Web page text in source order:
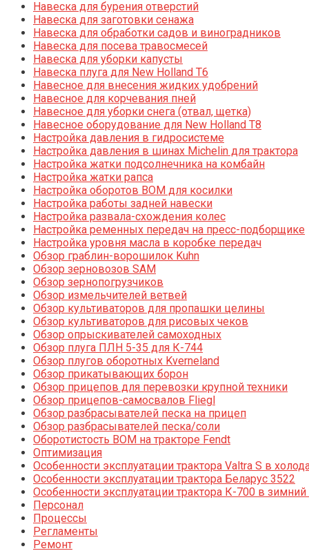
Навеска для бурения отверстий
Навеска для заготовки сенажа
Навеска для обработки садов и виноградников
Навеска для посева травосмесей
Навеска для уборки капусты
Навеска плуга для New Holland T6
Навесное для внесения жидких удобрений
Навесное для корчевания пней
Навесное для уборки снега (отвал, щетка)
Навесное оборудование для New Holland T8
Настройка давления в гидросистеме
Настройка давления в шинах Michelin для трактора
Настройка жатки подсолнечника на комбайн
Настройка жатки рапса
Настройка оборотов ВОМ для косилки
Настройка работы задней навески
Настройка развала-схождения колес
Настройка ременных передач на пресс-подборщике
Настройка уровня масла в коробке передач
Обзор граблин-ворошилок Kuhn
Обзор зерновозов SAM
Обзор зернопогрузчиков
Обзор измельчителей ветвей
Обзор культиваторов для пропашки целины
Обзор культиваторов для рисовых чеков
Обзор опрыскивателей самоходных
Обзор плуга ПЛН 5-35 для К-744
Обзор плугов оборотных Kverneland
Обзор прикатывающих борон
Обзор прицепов для перевозки крупной техники
Обзор прицепов-самосвалов Fliegl
Обзор разбрасывателей песка на прицеп
Обзор разбрасывателей песка/соли
Оборотистость ВОМ на тракторе Fendt
Оптимизация
Особенности эксплуатации трактора Valtra S в
Особенности эксплуатации трактора Беларус 3522
Особенности эксплуатации трактора К-700 в
Персонал
Процессы
Регламенты
Ремонт